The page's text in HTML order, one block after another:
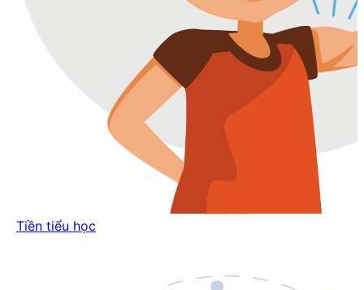
Tiền tiểu học